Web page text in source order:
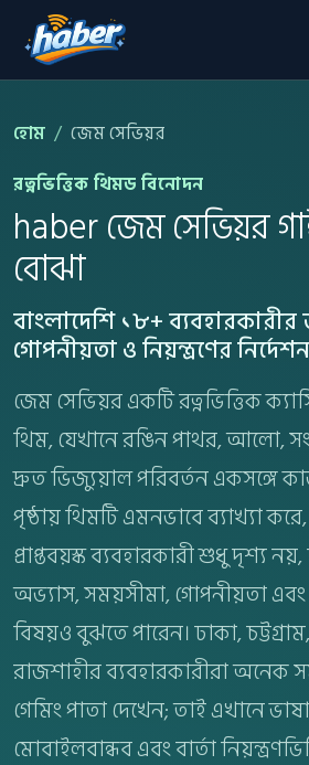
হোম জেম সেভিয়র
রত্নভিত্তিক থিমড বিনোদন
haber জেম সেভিয়র
বোঝা
বাংলাদেশি ১৮+
গোপনীয়তা ও নিয়ন্ত্রণের
জেম সেভিয়র একটি রত্নভিত্তিক
থিম, যেখানে রঙিন পাথর, আলো,
দ্রুত ভিজ্যুয়াল পরিবর্তন একসঙ্গে
পৃষ্ঠায় থিমটি এমনভাবে ব্যাখ্যা
প্রাপ্তবয়স্ক ব্যবহারকারী শুধু দৃশ্য
অভ্যাস, সময়সীমা, গোপনীয়তা এবং
বিষয়ও বুঝতে পারেন। ঢাকা,
রাজশাহীর ব্যবহারকারীরা অনেক
গেমিং পাতা দেখেন; তাই এখানে
মোবাইলবান্ধব এবং বার্তা